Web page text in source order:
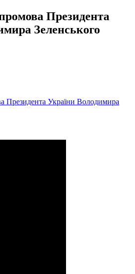
Президента
Зеленського